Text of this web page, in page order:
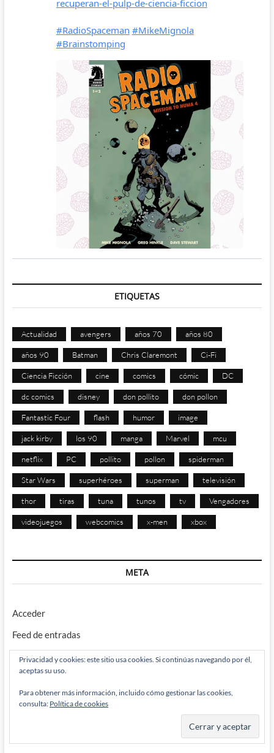
ETIQUETAS
Actualidad avengers años 70 años 80
años 90 Batman Chris Claremont Ci-Fi
Ciencia Ficción cine comics cómic DC
dc comics disney don pollito don pollon
Fantastic Four flash humor image
jack kirby los 90 manga Marvel mcu
netflix PC pollito pollon spiderman
Star Wars superhéroes superman televisión
thor tiras tuna tunos tv Vengadores
videojuegos webcomics x-men xbox
META
Acceder
Feed de entradas
Feed de comentarios
WordPress.org
Privacidad y cookies: este sitio usa cookies. Si continúas navegando por él,
aceptas su uso.
Para obtener más información, incluido cómo gestionar las cookies,
consulta: Política de cookies